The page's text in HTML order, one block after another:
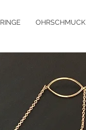
RINGE OHRSCHMUCK